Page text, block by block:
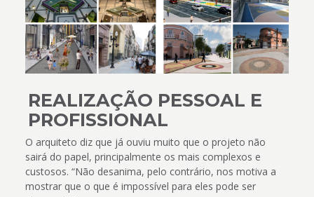
REALIZAÇÃO PESSOAL E
PROFISSIONAL
O arquiteto diz que já ouviu muito que o projeto não
sairá do papel, principalmente os mais complexos e
custosos. “Não desanima, pelo contrário, nos motiva a
mostrar que o que é impossível para eles pode ser